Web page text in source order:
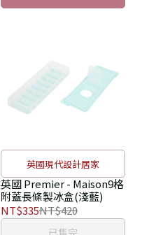
英國現代設計居家
英國 Premier - Maison9格
附蓋長條製冰盒(淺藍)
NT$335NT$420
已售完